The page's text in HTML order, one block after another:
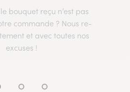
bouquet reçu n’est pas
commande ? Nous re-
et avec toutes nos
excuses !